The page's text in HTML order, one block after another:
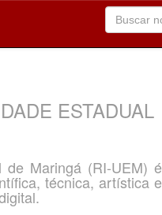
ESTADUAL
de Maringá (RI-UEM) é
técnica, artística e